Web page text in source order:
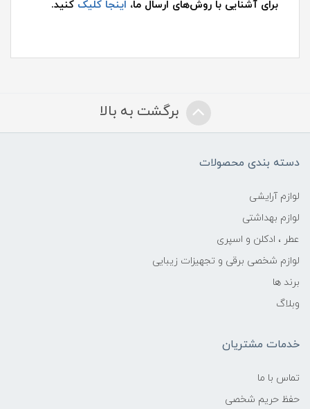
برای آشنایی با روش‌های ارسال ما، اینجا کلیک کنید.
برگشت به بالا
دسته بندی محصولات
لوازم آرایشی
لوازم بهداشتی
عطر ، ادکلن و اسپری
لوازم شخصی برقی و تجهیزات زیبایی
برند ها
وبلاگ
خدمات مشتریان
تماس با ما
حفظ حریم شخصی